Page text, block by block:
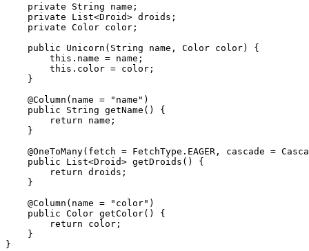
    private String name;
    private List<Droid> droids;
    private Color color;
    public Unicorn(String name, Color color) {
        this.name = name;
        this.color = color;
    }
    @Column(name = "name")
    public String getName() {
        return name;
    }
@OneToMany(fetch = FetchType.EAGER, cascade =
    public List<Droid> getDroids() {
        return droids;
    }
    @Column(name = "color")
    public Color getColor() {
        return color;
    }
}